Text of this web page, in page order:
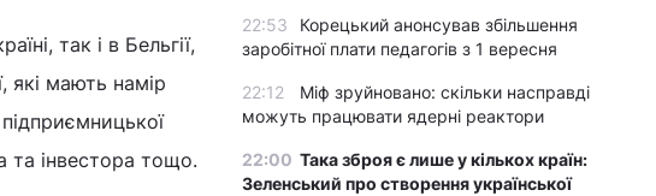
так і в Бельгії,
які мають намір
та інвестора тощо.
22:53
Корецький анонсував збільшення
заробітної плати педагогів з 1 вересня
22:12
Міф зруйновано: скільки насправді
можуть працювати ядерні реактори
22:00 Така зброя є лише у кількох країн:
Зеленський про створення української